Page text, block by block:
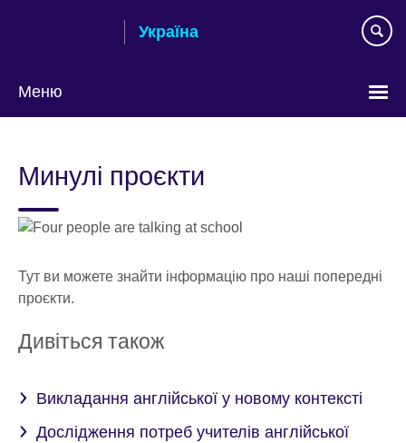
Україна
Меню
language
Минулі проєкти
Тут ви можете знайти інформацію про наші попередні
проєкти.
Дивіться також
Викладання англійської у новому контексті
Дослідження потреб учителів англійської